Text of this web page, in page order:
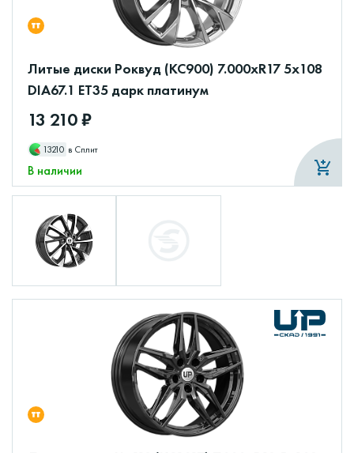
Литые диски Роквуд (КС900) 7.000xR17 5x108
DIA67.1 ET35 дарк платинум
13 210 ₽
13210 в Сплит
В наличии